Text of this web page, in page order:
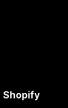
Shopify